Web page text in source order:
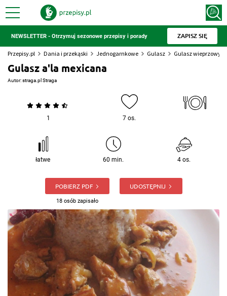
NEWSLETTER - Otrzymuj sezonowe przepisy i porady ZAPISZ SIĘ
Przepisy.pl Dania i przekąski Jednogarnkowe Gulasz Gulasz wieprzowy
Gulasz a'la mexicana
Autor:straga.pl Straga
1 7 os.
łatwe 60 min. 4 os.
POBIERZ PDF
18 osób zapisało
UDOSTĘPNIJ